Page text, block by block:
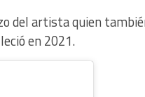
del artista quien
en 2021.